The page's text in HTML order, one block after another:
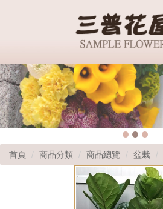
首頁 商品分類 商品總覽 盆栽